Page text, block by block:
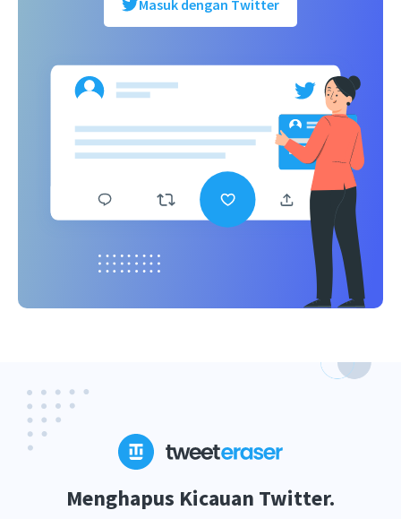
Masuk dengan Twitter
Menghapus Kicauan Twitter.